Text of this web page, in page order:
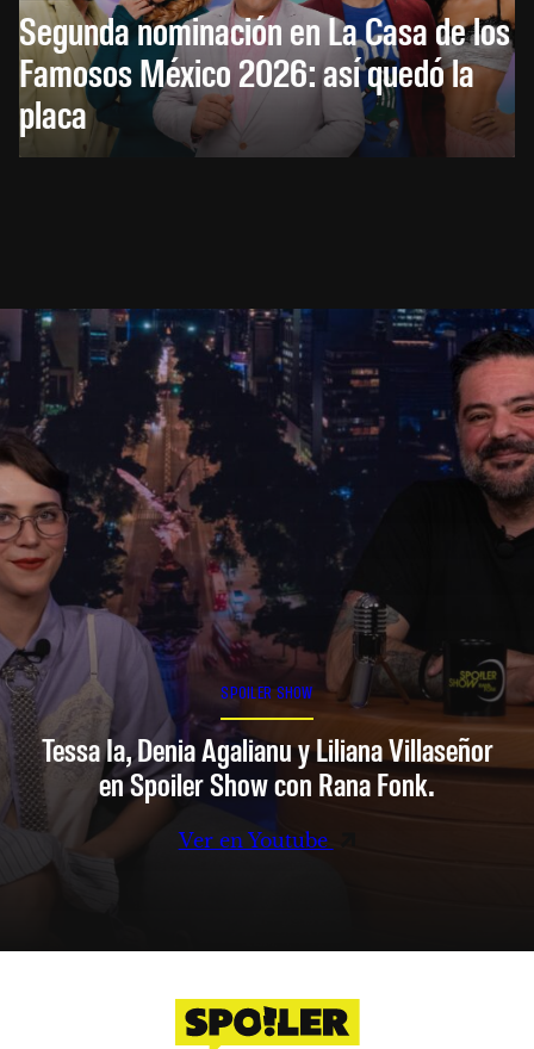
Segunda nominación en La Casa de los
Famosos México 2026: así quedó la
placa
SPOILER SHOW
Tessa Ia, Denia Agalianu y Liliana Villaseñor
en Spoiler Show con Rana Fonk.
Ver en Youtube